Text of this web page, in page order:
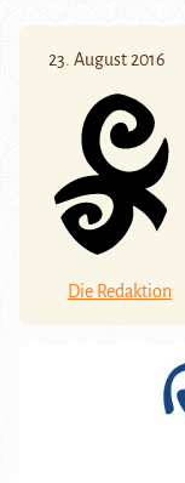
23. August 2016
Die Redaktion